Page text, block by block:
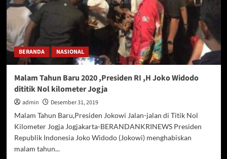
Gelar
Tahun
Baru
2019-
2020
BERANDA NASIONAL
Malam Tahun Baru 2020 ,Presiden RI ,H Joko Widodo
dititik Nol kilometer Jogja
admin
Desember 31, 2019
Malam Tahun Baru,Presiden Jokowi Jalan-jalan di Titik Nol
Kilometer Jogja Jogjakarta-BERANDANKRINEWS Presiden
Republik Indonesia Joko Widodo (Jokowi) menghabiskan
malam tahun...